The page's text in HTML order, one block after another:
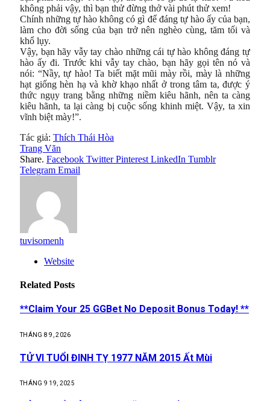
không phải vậy, thì bạn thử đừng thở vài phút thử xem!
Chính những tự hào không có gì để đáng tự hào ấy của bạn,
làm cho đời sống của bạn trở nên nghèo cùng, tăm tối và
khổ lụy.
Vậy, bạn hãy vẫy tay chào những cái tự hào không đáng tự
hào ấy đi. Trước khi vẫy tay chào, bạn hãy gọi tên nó và
nói: “Nầy, tự hào! Ta biết mặt mũi mày rồi, mày là những
hạt giống hèn hạ và khờ khạo nhất ở trong tâm ta, được ý
thức ngụy trang bằng những niềm kiêu hãnh, nên ta càng
kiêu hãnh, ta lại càng bị cuộc sống khinh miệt. Vậy, ta xin
vĩnh biệt mày!”.
Tác giả: Thích Thái Hòa
Trang Văn
Share. Facebook Twitter Pinterest LinkedIn Tumblr
Telegram Email
tuvisomenh
Website
Related Posts
**Claim Your 25 GGBet No Deposit Bonus Today! **
THÁNG 8 9, 2026
TỬ VI TUỔI ĐINH TỴ 1977 NĂM 2015 Ất Mùi
THÁNG 9 19, 2025